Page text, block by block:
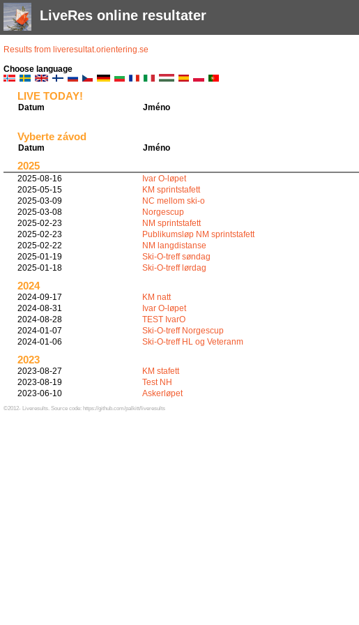
LiveRes online resultater
Results from liveresultat.orientering.se
Choose language
LIVE TODAY!
Datum Jméno
Vyberte závod
Datum Jméno
2025
2025-08-16 Ivar O-løpet
2025-05-15
KM sprintstafett
2025-03-09
NC mellom ski-o
2025-03-08
Norgescup
2025-02-23
NM sprintstafett
2025-02-23
Publikumsløp NM sprintstafett
2025-02-22
NM langdistanse
2025-01-19
Ski-O-treff søndag
2025-01-18
Ski-O-treff lørdag
2024
2024-09-17 KM natt
2024-08-31
Ivar O-løpet
2024-08-28
TEST IvarO
2024-01-07
Ski-O-treff Norgescup
2024-01-06
Ski-O-treff HL og Veteranm
2023
2023-08-27 KM stafett
2023-08-19
Test NH
2023-06-10
Askerløpet
©2012- Liveresults. Source code: https://github.com/palkitt/liveresults